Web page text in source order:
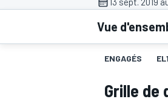
MOTOGP
Vue
ENGAGÉS EL1
Grille de